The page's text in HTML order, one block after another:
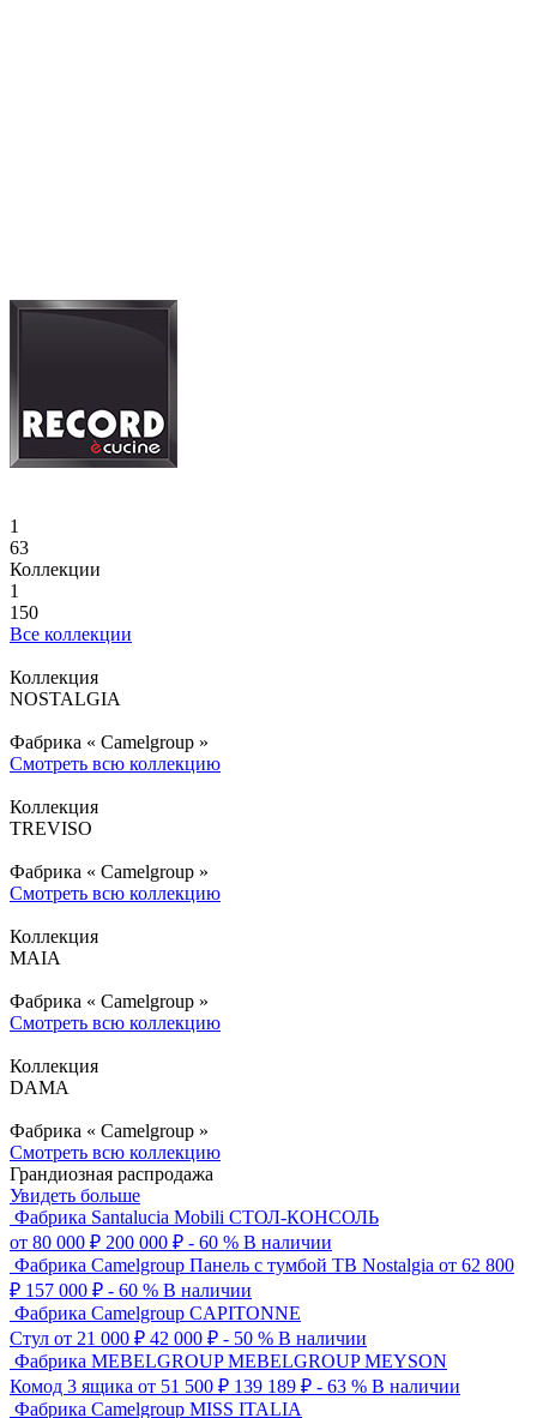
1
63
Коллекции
1
150
Все коллекции
Коллекция
NOSTALGIA
Фабрика « Camelgroup »
Смотреть всю коллекцию
Коллекция
TREVISO
Фабрика « Camelgroup »
Смотреть всю коллекцию
Коллекция
MAIA
Фабрика « Camelgroup »
Смотреть всю коллекцию
Коллекция
DAMA
Фабрика « Camelgroup »
Смотреть всю коллекцию
Грандиозная распродажа
Увидеть больше
Фабрика Santalucia Mobili СТОЛ-КОНСОЛЬ
от 80 000 ₽ 200 000 ₽ - 60 % В наличии
Фабрика Camelgroup Панель с тумбой ТВ Nostalgia от 62 800
₽ 157 000 ₽ - 60 % В наличии
Фабрика Camelgroup CAPITONNE
Стул от 21 000 ₽ 42 000 ₽ - 50 % В наличии
Фабрика MEBELGROUPMEBELGROUP MEYSON
Комод 3 ящика от 51 500 ₽ 139 189 ₽ - 63 % В наличии
Фабрика Camelgroup MISS ITALIA